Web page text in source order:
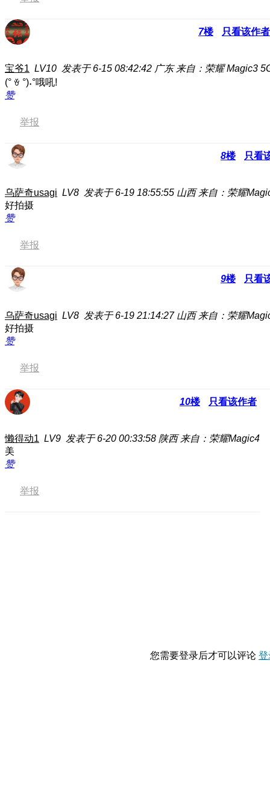
7楼 只看该作者
宝爷1 LV10 发表于 6-15 08:42:42 广东 来自：荣耀 Magic3
(° ꈊ °)˖°哦吼!
赞
举报
8楼 只看
乌萨奇usagi LV8 发表于 6-19 18:55:55 山西 来自：荣耀
好拍摄
赞
举报
9楼 只看
乌萨奇usagi LV8 发表于 6-19 21:14:27 山西 来自：荣耀
好拍摄
赞
举报
10楼 只看该作者
懒得动1 LV9 发表于 6-20 00:33:58 陕西 来自：荣耀Magic4
美
赞
举报
您需要登录后才可以评论 登